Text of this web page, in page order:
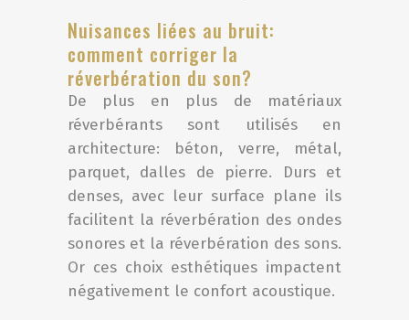
Nuisances liées au bruit:
comment corriger la
réverbération du son?
De plus en plus de matériaux
réverbérants sont utilisés en
architecture: béton, verre, métal,
parquet, dalles de pierre. Durs et
denses, avec leur surface plane ils
facilitent la réverbération des ondes
sonores et la réverbération des sons.
Or ces choix esthétiques impactent
négativement le confort acoustique.